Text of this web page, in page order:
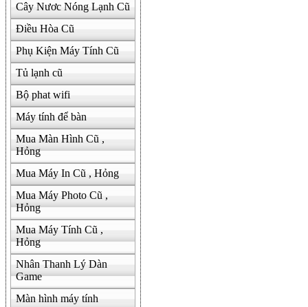
Cây Nươc Nóng Lạnh Cũ
Điều Hòa Cũ
Phụ Kiện Máy Tính Cũ
Tủ lạnh cũ
Bộ phat wifi
Máy tính để bàn
Mua Màn Hình Cũ ,
Hỏng
Mua Máy In Cũ , Hỏng
Mua Máy Photo Cũ ,
Hỏng
Mua Máy Tính Cũ ,
Hỏng
Nhân Thanh Lý Dàn
Game
Màn hình máy tính